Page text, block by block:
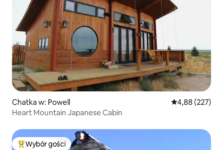
Chatka w: Powell Średnia
4,88 (227)
Heart Mountain Japanese Cabin
Wybór gości